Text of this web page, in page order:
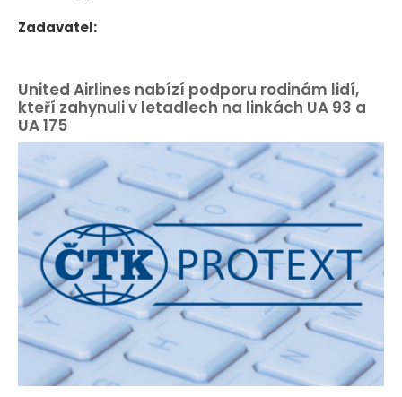
Zadavatel:
United Airlines nabízí podporu rodinám lidí,
kteří zahynuli v letadlech na linkách UA 93 a
UA 175